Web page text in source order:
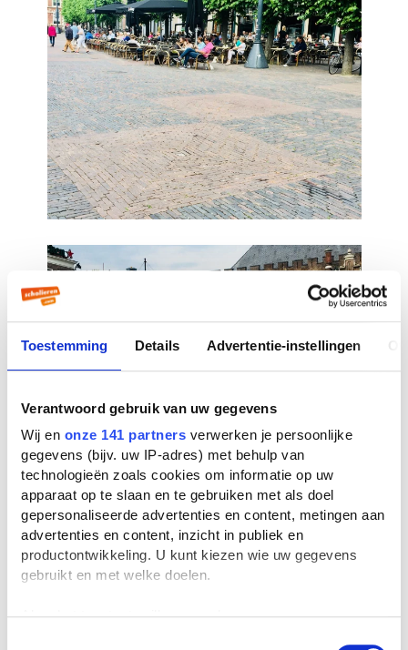
Toestemming Details Advertentie-instellingen
Verantwoord gebruik van uw gegevens
Wij en onze 141 partners verwerken je persoonlijke
gegevens (bijv. uw IP-adres) met behulp van
technologieën zoals cookies om informatie op uw
apparaat op te slaan en te gebruiken met als doel
gepersonaliseerde advertenties en content, metingen aan
advertenties en content, inzicht in publiek en
productontwikkeling. U kunt kiezen wie uw gegevens
gebruikt en met welke doelen.
Als u het toestaat, willen we ook graag: